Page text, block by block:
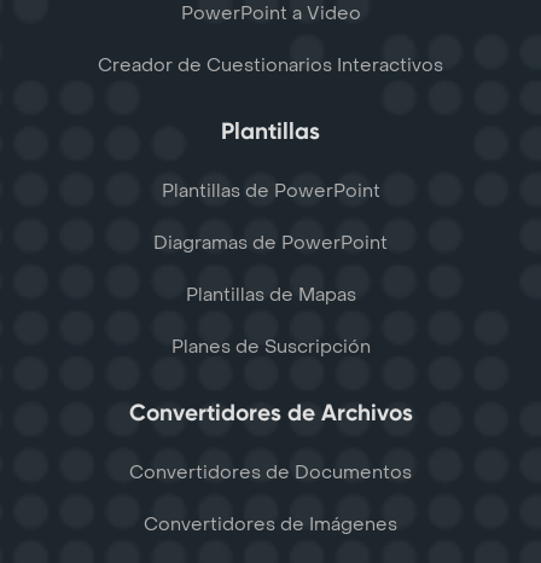
PowerPoint a Video
Creador de Cuestionarios Interactivos
Plantillas
Plantillas de PowerPoint
Diagramas de PowerPoint
Plantillas de Mapas
Planes de Suscripción
Convertidores de Archivos
Convertidores de Documentos
Convertidores de Imágenes